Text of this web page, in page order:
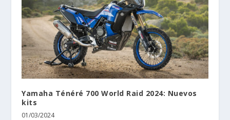
Yamaha Ténéré 700 World Raid 2024: Nuevos
kits
01/03/2024